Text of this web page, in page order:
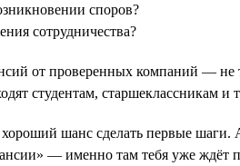
споров?
сотрудничества?
от проверенных компаний — не
студентам, старшеклассникам и
шанс сделать первые шаги.
— именно там тебя уже ждёт